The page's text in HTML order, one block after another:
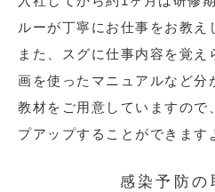
ルーが丁寧にお仕事をお教え
また、スグに仕事内容を覚え
画を使ったマニュアルなど分
教材をご用意していますので
プアップすることができます
感染予防の